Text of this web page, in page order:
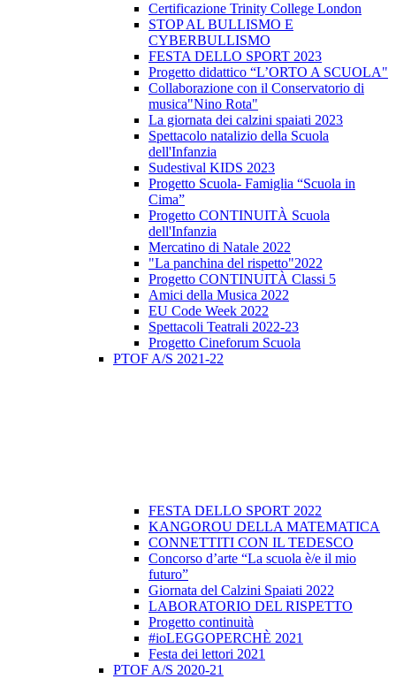
Certificazione Trinity College London
STOP AL BULLISMO E
CYBERBULLISMO
FESTA DELLO SPORT 2023
Progetto didattico “L’ORTO A SCUOLA"
Collaborazione con il Conservatorio di
musica"Nino Rota"
La giornata dei calzini spaiati 2023
Spettacolo natalizio della Scuola
dell'Infanzia
Sudestival KIDS 2023
Progetto Scuola- Famiglia “Scuola in
Cima”
Progetto CONTINUITÀ Scuola
dell'Infanzia
Mercatino di Natale 2022
"La panchina del rispetto"2022
Progetto CONTINUITÀ Classi 5
Amici della Musica 2022
EU Code Week 2022
Spettacoli Teatrali 2022-23
Progetto Cineforum Scuola
PTOF A/S 2021-22
FESTA DELLO SPORT 2022
KANGOROU DELLA MATEMATICA
CONNETTITI CON IL TEDESCO
Concorso d’arte “La scuola è/e il mio
futuro”
Giornata del Calzini Spaiati 2022
LABORATORIO DEL RISPETTO
Progetto continuità
#ioLEGGOPERCHÈ 2021
Festa dei lettori 2021
PTOF A/S 2020-21